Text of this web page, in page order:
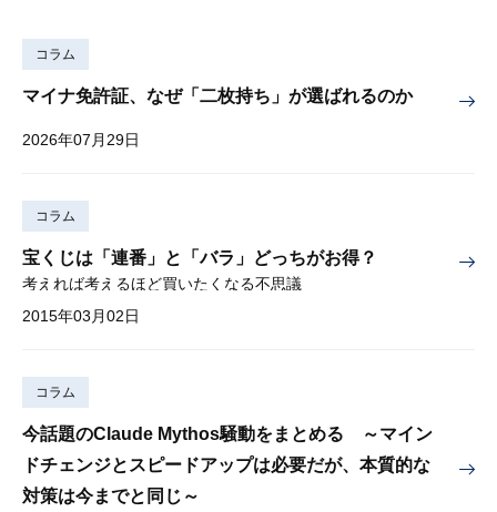
コラム
マイナ免許証、なぜ「二枚持ち」が選ばれるのか
2026年07月29日
コラム
宝くじは「連番」と「バラ」どっちがお得？
考えれば考えるほど買いたくなる不思議
2015年03月02日
コラム
今話題のClaude Mythos騒動をまとめる ～マイン
ドチェンジとスピードアップは必要だが、本質的な
対策は今までと同じ～